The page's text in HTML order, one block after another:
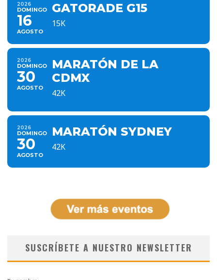
2026
DOMINGO
16
AGOSTO
GATORADE G15
15K
2026
DOMINGO
30
AGOSTO
MARATÓN DE LA
CDMX
42K
2026
DOMINGO
30
AGOSTO
MARATÓN SYDNEY
42K
SUSCRÍBETE A NUESTRO NEWSLETTER